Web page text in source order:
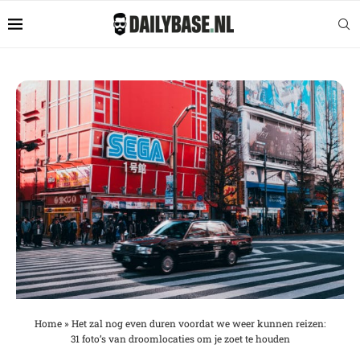
Home» Het zal nog even duren voordat we weer kunnen reizen:
31 foto’s van droomlocaties om je zoet te houden